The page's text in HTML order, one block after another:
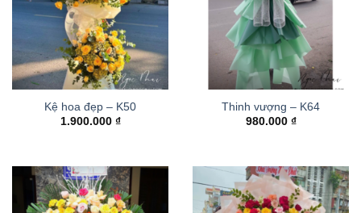
Kệ hoa đẹp – K50
1.900.000 ₫
Thinh vượng – K64
980.000 ₫